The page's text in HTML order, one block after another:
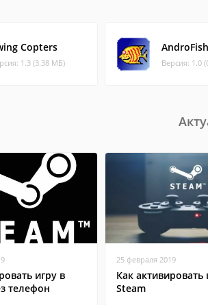
Copters
1.3 (3.38 МБ) Версия: 1.0
игру в
телефон
25 февраля 2019
Как
Steam